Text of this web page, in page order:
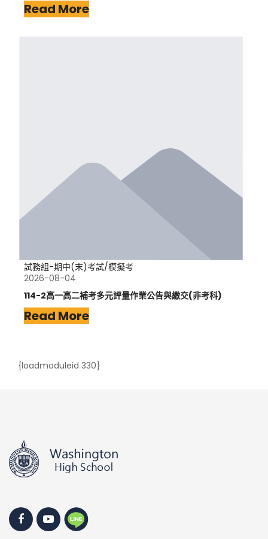
Read More
試務組-期中(末)考試/模擬考
2026-08-04
114-2高一高二補考多元評量作業公告與繳交(非考科)
Read More
{loadmoduleid 330}